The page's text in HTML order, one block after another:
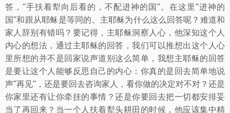
答，“手扶着犁向后看的，不配进神的国”。在这里“进神的
国”和跟从耶稣是等同的。主耶稣为什么这么回答呢？难道和
家人辞别有错吗？要记得，主耶稣洞察人心，他深知这个人
内心的想法，通过主耶稣的回答，我们可以推想出这个人心
里所想的并不是回家说声道别这么简单，我想主耶稣的回答
是要让这个人能够反思自己的内心：你真的是回去简单地说
声“再见”，还是要回去咨询家人，看你做的决定对不对？还是
你家里还有让你牵挂的事情？还是你要回去把一切都安排妥
当了再回来？当一个人扶着犁头耕田的时候，他应该集中精